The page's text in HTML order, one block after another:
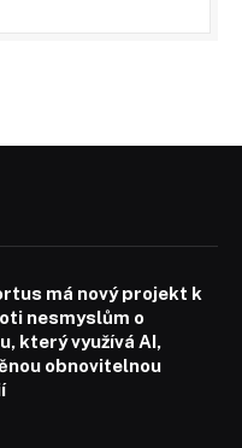
má nový projekt k
nesmyslům o
který využívá AI,
obnovitelnou